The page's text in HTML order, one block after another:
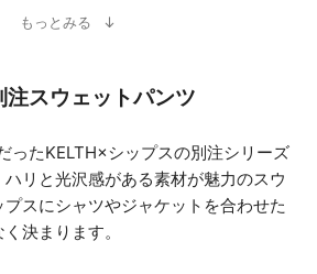
もっとみる
スウェットパンツ
ったKELTH×シップスの別注シリーズ
リと光沢感がある素材が魅力のスウ
スにシャツやジャケットを合わせた
決まります。